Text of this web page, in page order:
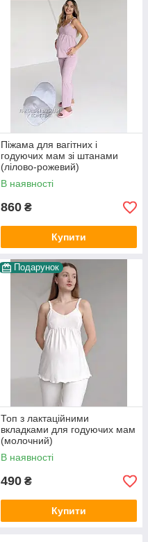
Піжама для вагітних і
годуючих мам зі штанами
(лілово-рожевий)
В наявності
860 ₴
Купити
Подарунок
Топ з лактаційними
вкладками для годуючих мам
(молочний)
В наявності
490 ₴
Купити